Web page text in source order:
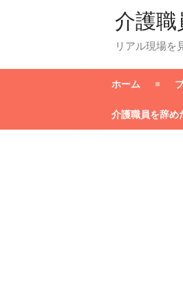
介護職
リアル現場を
ホーム
介護職員を辞め